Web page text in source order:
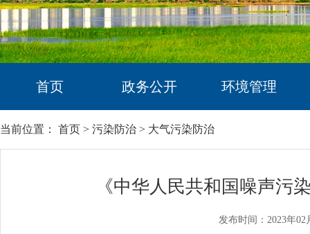
首页 政务公开 环境管理
当前位置： 首页 > 污染防治 > 大气污染防治
《中华人民共和国噪声污
发布时间：2023年02